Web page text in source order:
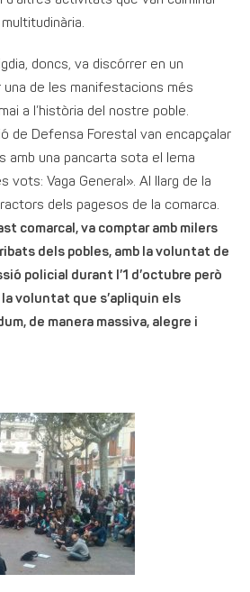
doncs, va discórrer en un
de les manifestacions més
a l’història del nostre poble.
de Defensa Forestal van encapçalar
amb una pancarta sota el lema
vots: Vaga General». Al llarg de la
dels pagesos de la comarca.
comarcal, va comptar amb milers
dels pobles, amb la voluntat de
policial durant l’1 d’octubre però
voluntat que s’apliquin els
de manera massiva, alegre i